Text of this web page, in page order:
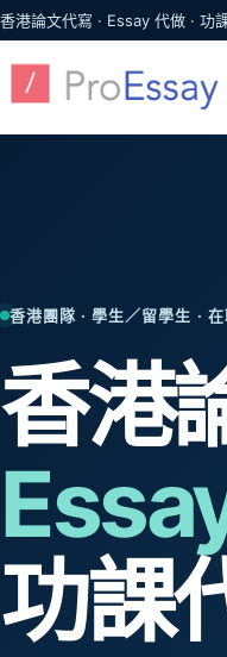
跳至主要內容
香港論文代寫 · Essay 代做 · 功
香港團隊 · 學生／留學生 ·
香港
功課